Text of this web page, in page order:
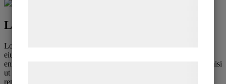
Lorem Ipsum
Lorem ipsum dolor sit amet, consectetur adipiscing elit, sed do
eiusmod tempor incididunt ut labore et dolore magna aliqua. Ut
enim ad minim veniam, quis nostrud exercitation ullamco laboris nisi
ut aliquip ex ea commodo consequat. Duis aute irure dolor in
reprehenderit in voluptate velit esse cillum dolore eu fugiat nulla